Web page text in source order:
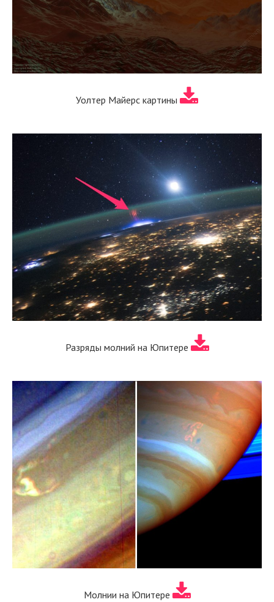
Уолтер Майерс картины
Разряды молний на Юпитере
Молнии на Юпитере